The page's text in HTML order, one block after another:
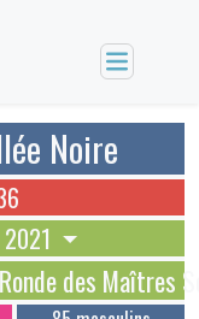
Noire
des Maîtres